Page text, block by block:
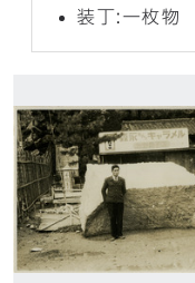
装丁:一枚物